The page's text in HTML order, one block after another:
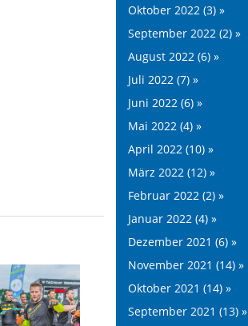
Oktober 2022 (3) »
September 2022 (2) »
August 2022 (6) »
Juli 2022 (7) »
Juni 2022 (6) »
Mai 2022 (4) »
April 2022 (10) »
März 2022 (12) »
Februar 2022 (2) »
Januar 2022 (4) »
Dezember 2021 (6) »
November 2021 (14) »
Oktober 2021 (14) »
September 2021 (13) »